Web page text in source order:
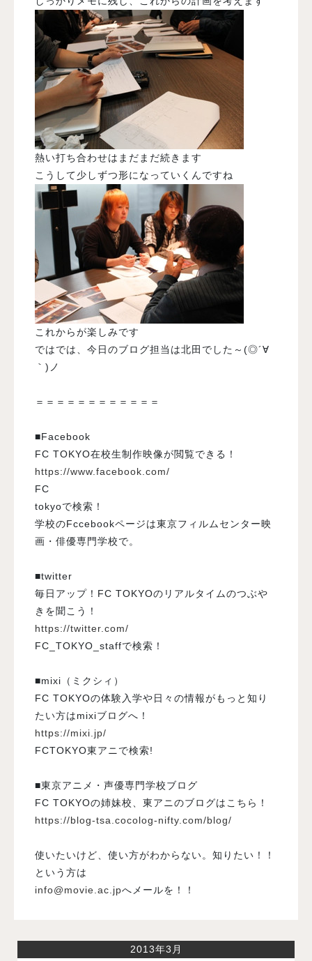
熱い打ち合わせはまだまだ続きます
こうして少しずつ形になっていくんですね
これからが楽しみです
ではでは、今日のブログ担当は北田でした～(◎´∀
｀)ノ
＝＝＝＝＝＝＝＝＝＝＝＝
■Facebook
FC TOKYO在校生制作映像が閲覧できる！
https://www.facebook.com/
FC
tokyoで検索！
学校のFccebookページは東京フィルムセンター映
画・俳優専門学校で。
■twitter
毎日アップ！FC TOKYOのリアルタイムのつぶや
きを聞こう！
https://twitter.com/
FC_TOKYO_staffで検索！
■mixi（ミクシィ）
FC TOKYOの体験入学や日々の情報がもっと知り
たい方はmixiブログへ！
https://mixi.jp/
FCTOKYO東アニで検索!
■東京アニメ・声優専門学校ブログ
FC TOKYOの姉妹校、東アニのブログはこちら！
https://blog-tsa.cocolog-nifty.com/blog/
使いたいけど、使い方がわからない。知りたい！！
という方は
info@movie.ac.jpへメールを！！
2013年3月